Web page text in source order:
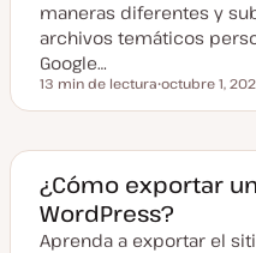
z
a
d
maneras diferentes y
archivos temáticos
Google…
Tiempo de lectura
13 min de lectura
e
h
a
c
t
u
a
octubre 1,
¿Cómo exportar
WordPress?
Aprenda a exportar el